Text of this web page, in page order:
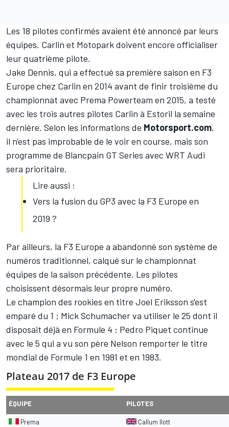
Les 18 pilotes confirmés avaient été annoncé par leurs
équipes. Carlin et Motopark doivent encore officialiser
leur quatrième pilote.
Jake Dennis, qui a effectué sa première saison en F3
Europe chez Carlin en 2014 avant de finir troisième du
championnat avec Prema Powerteam en 2015, a testé
avec les trois autres pilotes Carlin à Estoril la semaine
dernière. Selon les informations de Motorsport.com,
il n'est pas improbable de le voir en course, mais son
programme de Blancpain GT Series avec WRT Audi
sera prioritaire.
Lire aussi :
Vers la fusion du GP3 avec la F3 Europe en
2019 ?
Par ailleurs, la F3 Europe a abandonné son système de
numéros traditionnel, calqué sur le championnat
équipes de la saison précédente. Les pilotes
choisissent désormais leur propre numéro.
Le champion des rookies en titre Joel Eriksson s'est
emparé du 1 ; Mick Schumacher va utiliser le 25 dont il
disposait déjà en Formule 4 ; Pedro Piquet continue
avec le 5 qui a vu son père Nelson remporter le titre
mondial de Formule 1 en 1981 et en 1983.
Plateau 2017 de F3 Europe
ÉQUIPE PILOTES
Prema
Callum Ilott